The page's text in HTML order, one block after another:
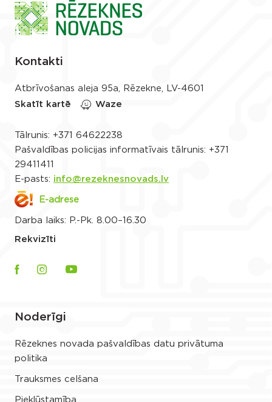
Kontakti
Atbrīvošanas aleja 95a, Rēzekne, LV-4601
Skatīt kartē
Waze
Tālrunis: +371 64622238
Pašvaldības policijas informatīvais tālrunis: +371
29411411
E-pasts: info@rezeknesnovads.lv
E-adrese
Darba laiks: P.-Pk. 8.00–16.30
Rekvizīti
Noderīgi
Rēzeknes novada pašvaldības datu privātuma
politika
Trauksmes celšana
Piekļūstamība